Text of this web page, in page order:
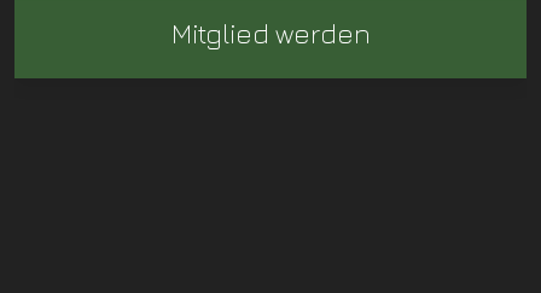
Mitglied werden